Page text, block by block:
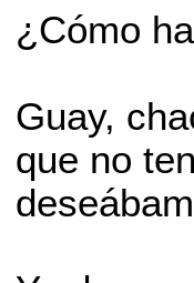
¿Cómo
Guay,
que no